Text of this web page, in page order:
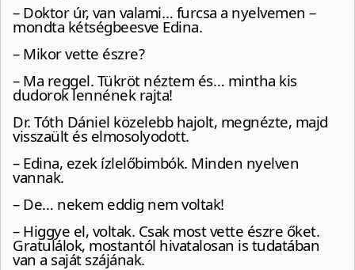
– Doktor úr, van valami… furcsa a nyelvemen –
mondta kétségbeesve Edina.
– Mikor vette észre?
– Ma reggel. Tükröt néztem és… mintha kis
dudorok lennének rajta!
Dr. Tóth Dániel közelebb hajolt, megnézte, majd
visszaült és elmosolyodott.
– Edina, ezek ízlelőbimbók. Minden nyelven
vannak.
– De… nekem eddig nem voltak!
– Higgye el, voltak. Csak most vette észre őket.
Gratulálok, mostantól hivatalosan is tudatában
van a saját szájának.